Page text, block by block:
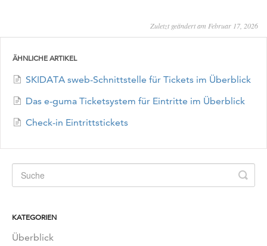
Zuletzt geändert am Februar 17, 2026
ÄHNLICHE ARTIKEL
SKIDATA sweb-Schnittstelle für Tickets im Überblick
Das e-guma Ticketsystem für Eintritte im Überblick
Check-in Eintrittstickets
KATEGORIEN
Überblick